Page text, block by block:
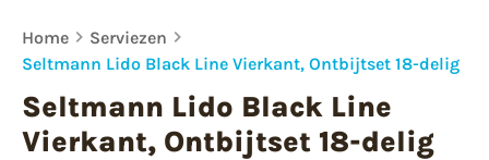
Home
Serviezen
Seltmann Lido Black Line Vierkant, Ontbijtset 18-delig
Seltmann Lido Black Line
Vierkant, Ontbijtset 18-delig